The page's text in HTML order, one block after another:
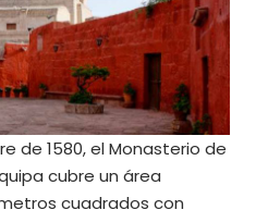
de 1580, el Monasterio de
cubre un área
cuadrados con